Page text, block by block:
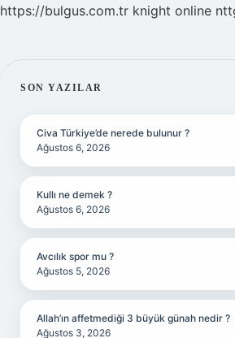
https://bulgus.com.tr knight online
SIDEBAR
SON YAZILAR
Civa Türkiye’de nerede bulunur ?
Ağustos 6, 2026
Kullı ne demek ?
Ağustos 6, 2026
Avcılık spor mu ?
Ağustos 5, 2026
Allah’ın affetmediği 3 büyük günah nedir ?
Ağustos 3, 2026